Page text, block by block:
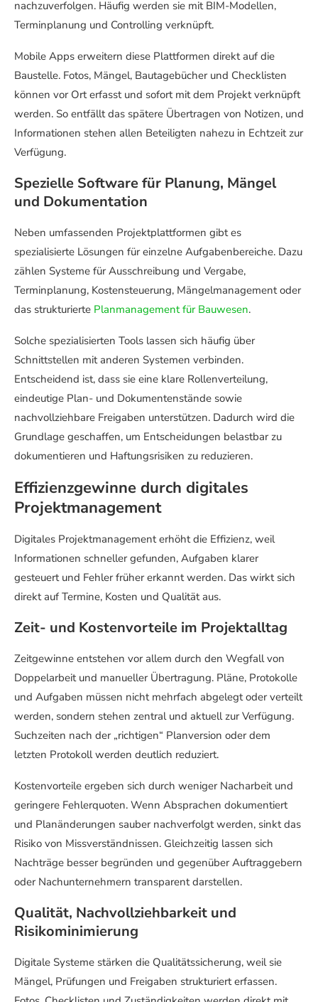
nachzuverfolgen. Häufig werden sie mit BIM-Modellen,
Terminplanung und Controlling verknüpft.
Mobile Apps erweitern diese Plattformen direkt auf die
Baustelle. Fotos, Mängel, Bautagebücher und Checklisten
können vor Ort erfasst und sofort mit dem Projekt verknüpft
werden. So entfällt das spätere Übertragen von Notizen, und
Informationen stehen allen Beteiligten nahezu in Echtzeit zur
Verfügung.
Spezielle Software für Planung, Mängel
und Dokumentation
Neben umfassenden Projektplattformen gibt es
spezialisierte Lösungen für einzelne Aufgabenbereiche. Dazu
zählen Systeme für Ausschreibung und Vergabe,
Terminplanung, Kostensteuerung, Mängelmanagement oder
das strukturierte Planmanagement für Bauwesen.
Solche spezialisierten Tools lassen sich häufig über
Schnittstellen mit anderen Systemen verbinden.
Entscheidend ist, dass sie eine klare Rollenverteilung,
eindeutige Plan- und Dokumentenstände sowie
nachvollziehbare Freigaben unterstützen. Dadurch wird die
Grundlage geschaffen, um Entscheidungen belastbar zu
dokumentieren und Haftungsrisiken zu reduzieren.
Effizienzgewinne durch digitales
Projektmanagement
Digitales Projektmanagement erhöht die Effizienz, weil
Informationen schneller gefunden, Aufgaben klarer
gesteuert und Fehler früher erkannt werden. Das wirkt sich
direkt auf Termine, Kosten und Qualität aus.
Zeit- und Kostenvorteile im Projektalltag
Zeitgewinne entstehen vor allem durch den Wegfall von
Doppelarbeit und manueller Übertragung. Pläne, Protokolle
und Aufgaben müssen nicht mehrfach abgelegt oder verteilt
werden, sondern stehen zentral und aktuell zur Verfügung.
Suchzeiten nach der „richtigen“ Planversion oder dem
letzten Protokoll werden deutlich reduziert.
Kostenvorteile ergeben sich durch weniger Nacharbeit und
geringere Fehlerquoten. Wenn Absprachen dokumentiert
und Planänderungen sauber nachverfolgt werden, sinkt das
Risiko von Missverständnissen. Gleichzeitig lassen sich
Nachträge besser begründen und gegenüber Auftraggebern
oder Nachunternehmern transparent darstellen.
Qualität, Nachvollziehbarkeit und
Risikominimierung
Digitale Systeme stärken die Qualitätssicherung, weil sie
Mängel, Prüfungen und Freigaben strukturiert erfassen.